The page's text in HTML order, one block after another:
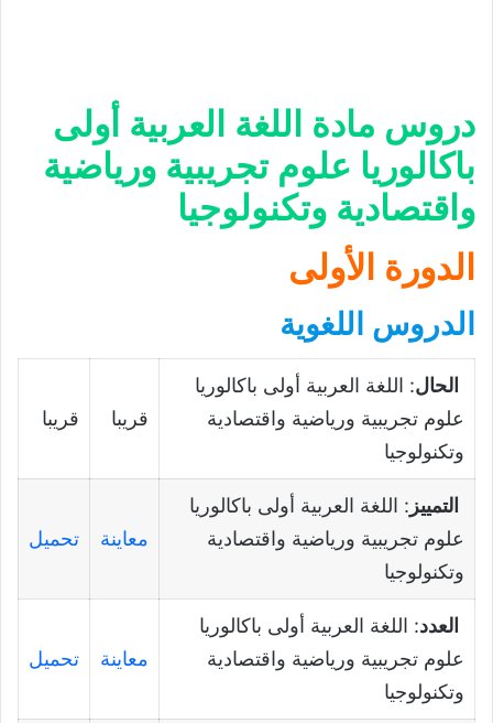
دروس مادة اللغة العربية أولى
باكالوريا علوم تجريبية ورياضية
واقتصادية وتكنولوجيا
الدورة الأولى
الدروس اللغوية
الحال: اللغة العربية أولى باكالوريا
علوم تجريبية ورياضية واقتصادية
وتكنولوجيا
قريبا قريبا
التمييز : اللغة العربية أولى باكالوريا
علوم تجريبية ورياضية واقتصادية
وتكنولوجيا
معاينة تحميل
العدد: اللغة العربية أولى باكالوريا
علوم تجريبية ورياضية واقتصادية
وتكنولوجيا
معاينة تحميل